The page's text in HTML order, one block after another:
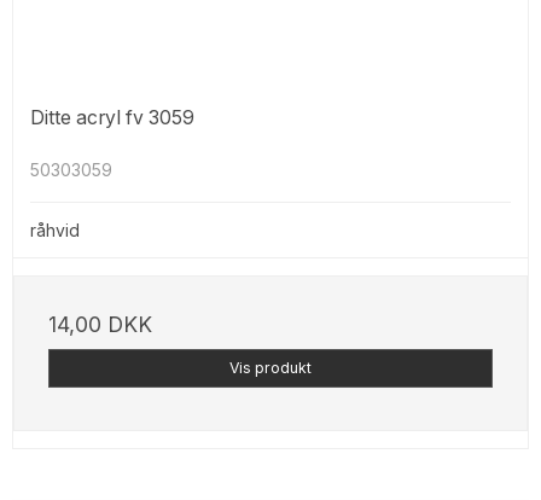
Ditte acryl fv 3059
50303059
råhvid
14,00 DKK
Vis produkt